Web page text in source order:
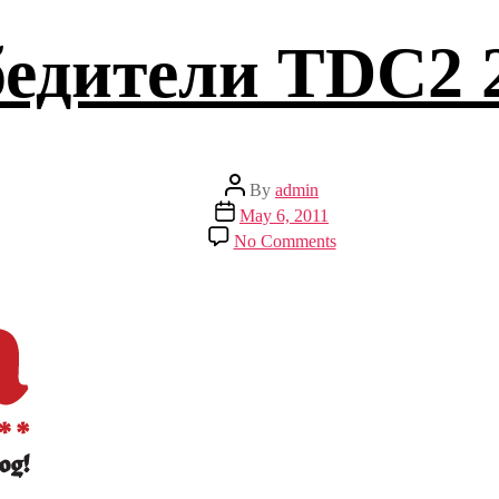
TDC2
Post
author
By admin
Post
date
May 6, 2011
No Commentson
Победители